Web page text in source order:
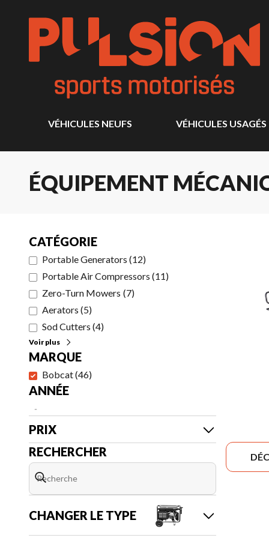
VÉHICULES NEUFS VÉHICULES USAGÉS
ÉQUIPEMENT
CATÉGORIE
Portable Generators (12)
Portable Air Compressors (11)
Zero-Turn Mowers (7)
Aerators (5)
Sod Cutters (4)
Voir plus
MARQUE
Bobcat(46)
ANNÉE
-
PRIX
RECHERCHER
CHANGER LE TYPE